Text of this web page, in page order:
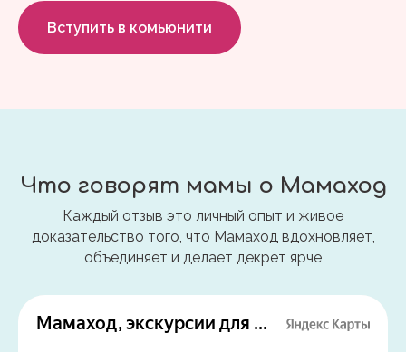
Вступить в комьюнити
Что говорят мамы о Мамаход
Каждый отзыв это личный опыт и живое
доказательство того, что Мамаход вдохновляет,
объединяет и делает декрет ярче